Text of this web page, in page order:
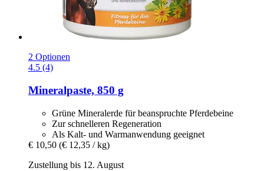
2 Optionen
4.5 (4)
Mineralpaste, 850 g
Grüne Mineralerde für beanspruchte Pferdebeine
Zur schnelleren Regeneration
Als Kalt- und Warmanwendung geeignet
€ 10,50 (€ 12,35 / kg)
Zustellung bis 12. August